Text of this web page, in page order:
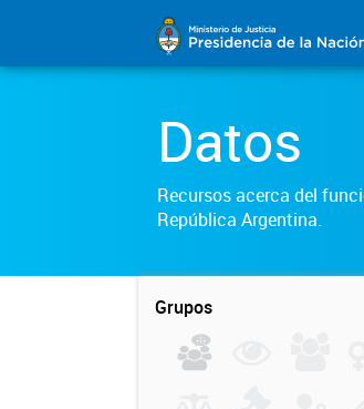
Datos
Recursos acerca del
República Argentina.
Grupos